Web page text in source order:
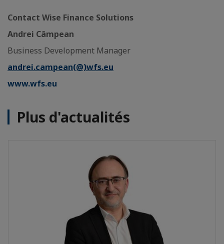
Contact Wise Finance Solutions
Andrei Câmpean
Business Development Manager
andrei.campean(@)wfs.eu
www.wfs.eu
Plus d'actualités